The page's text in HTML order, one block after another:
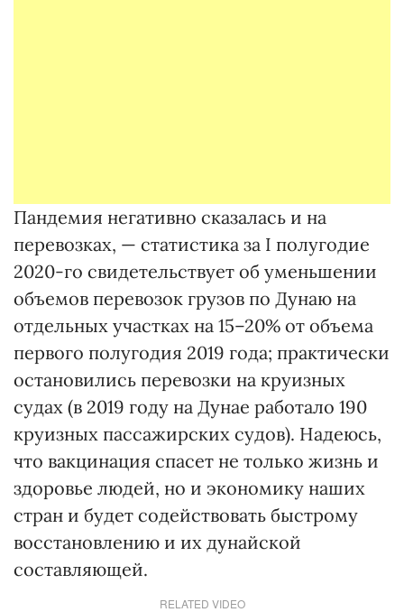
Пандемия негативно сказалась и на
перевозках, — статистика за І полугодие
2020-го свидетельствует об уменьшении
объемов перевозок грузов по Дунаю на
отдельных участках на 15–20% от объема
первого полугодия 2019 года; практически
остановились перевозки на круизных
судах (в 2019 году на Дунае работало 190
круизных пассажирских судов). Надеюсь,
что вакцинация спасет не только жизнь и
здоровье людей, но и экономику наших
стран и будет содействовать быстрому
восстановлению и их дунайской
составляющей.
RELATED VIDEO